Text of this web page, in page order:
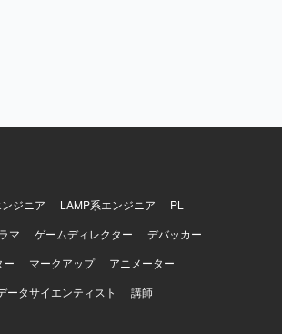
ジニア LAMP系エンジニア
PL
マ ゲームディレクター
デバッカー
ー マークアップ
アニメーター
ータサイエンティスト 講師